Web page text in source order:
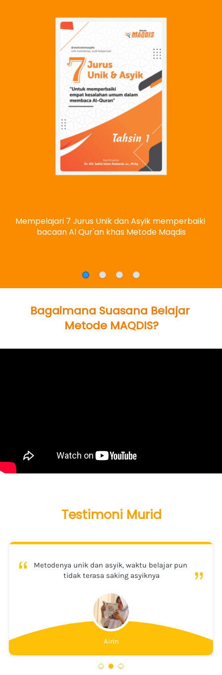
Mempelajari 7 Jurus Unik dan Asyik memperbaiki
bacaan Al Qur'an khas Metode Maqdis
Bagaimana Suasana Belajar
Metode MAQDIS?
Testimoni Murid
“
Metodenya unik dan asyik, waktu belajar pun
tidak terasa saking asyiknya
“
Airin